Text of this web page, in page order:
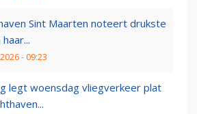
Sint Maarten noteert drukste
- 09:23
legt woensdag vliegverkeer plat